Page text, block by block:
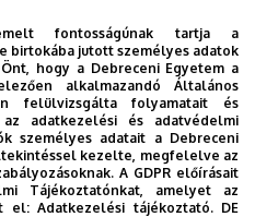
évi belső gazdálkodási
Igazgatótanácsa 1/2019.
fontosságúnak tartja a
birtokába jutott személyes adatok
hogy a Debreceni Egyetem a
alkalmazandó Általános
felülvizsgálta folyamatait és
adatkezelési és adatvédelmi
személyes adatait a Debreceni
kezelte, megfelelve az
A GDPR előírásait
Tájékoztatónkat, amelyet az
el:Adatkezelési tájékoztató. DE